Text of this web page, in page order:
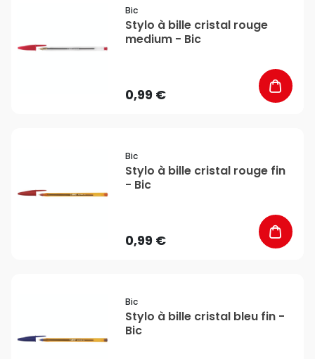
Bic
Stylo à bille cristal rouge
medium - Bic
0,99 €
Bic
Stylo à bille cristal rouge fin
- Bic
0,99 €
Bic
Stylo à bille cristal bleu fin -
Bic